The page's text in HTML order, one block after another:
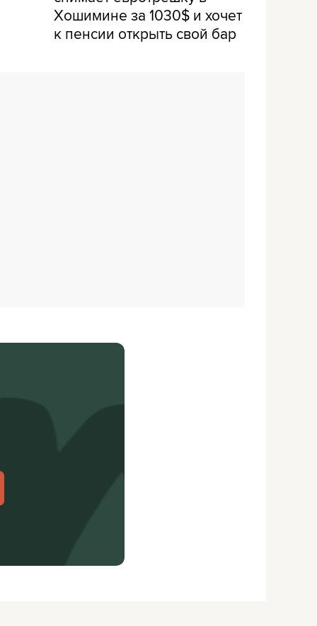
Хошимине за 1030$ и хочет
к пенсии открыть свой бар